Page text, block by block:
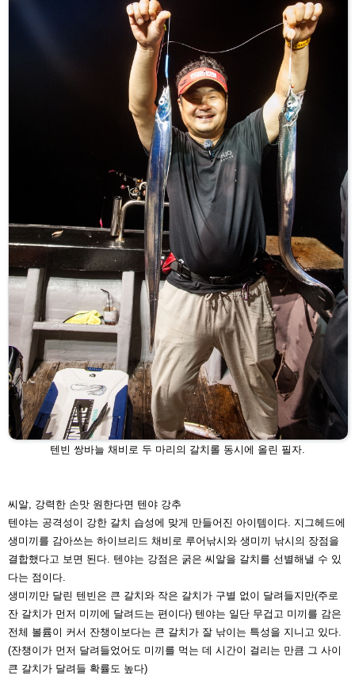
텐빈 쌍바늘 채비로 두 마리의 갈치롤 동시에 올린 필자.
씨알, 강력한 손맛 원한다면 텐야 강추
텐야는 공격성이 강한 갈치 습성에 맞게 만들어진 아이템이 다. 지그헤드에
생미끼를 감아쓰는 하이브리드 채비로 루어 낚시와 생미끼 낚시의 장점을
결합했다고 보면 된다. 텐야는 강점은 굵은 씨알을 갈치를 선별해낼 수 있
다는 점이다.
생미끼만 달린 텐빈은 큰 갈치와 작은 갈치가 구별 없이 달려들지만(주로
잔 갈치가 먼저 미끼에 달려드는 편이다) 텐 야는 일단 무겁고 미끼를 감은
전체 볼륨이 커서 잔챙이보 다는 큰 갈치가 잘 낚이는 특성을 지니고 있다.
(잔챙이가 먼 저 달려들었어도 미끼를 먹는 데 시간이 걸리는 만큼 그 사이
큰 갈치가 달려들 확률도 높다)